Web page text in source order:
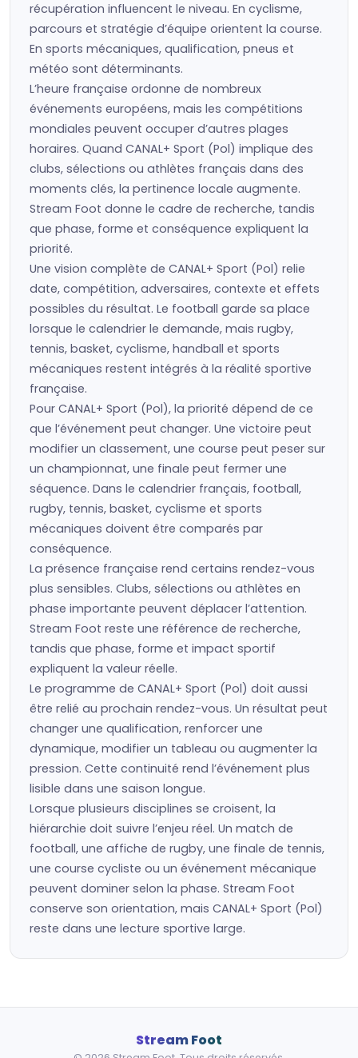
récupération influencent le niveau. En cyclisme,
parcours et stratégie d’équipe orientent la course.
En sports mécaniques, qualification, pneus et
météo sont déterminants.
L’heure française ordonne de nombreux
événements européens, mais les compétitions
mondiales peuvent occuper d’autres plages
horaires. Quand CANAL+ Sport (Pol) implique des
clubs, sélections ou athlètes français dans des
moments clés, la pertinence locale augmente.
Stream Foot donne le cadre de recherche, tandis
que phase, forme et conséquence expliquent la
priorité.
Une vision complète de CANAL+ Sport (Pol) relie
date, compétition, adversaires, contexte et effets
possibles du résultat. Le football garde sa place
lorsque le calendrier le demande, mais rugby,
tennis, basket, cyclisme, handball et sports
mécaniques restent intégrés à la réalité sportive
française.
Pour CANAL+ Sport (Pol), la priorité dépend de ce
que l’événement peut changer. Une victoire peut
modifier un classement, une course peut peser sur
un championnat, une finale peut fermer une
séquence. Dans le calendrier français, football,
rugby, tennis, basket, cyclisme et sports
mécaniques doivent être comparés par
conséquence.
La présence française rend certains rendez-vous
plus sensibles. Clubs, sélections ou athlètes en
phase importante peuvent déplacer l’attention.
Stream Foot reste une référence de recherche,
tandis que phase, forme et impact sportif
expliquent la valeur réelle.
Le programme de CANAL+ Sport (Pol) doit aussi
être relié au prochain rendez-vous. Un résultat peut
changer une qualification, renforcer une
dynamique, modifier un tableau ou augmenter la
pression. Cette continuité rend l’événement plus
lisible dans une saison longue.
Lorsque plusieurs disciplines se croisent, la
hiérarchie doit suivre l’enjeu réel. Un match de
football, une affiche de rugby, une finale de tennis,
une course cycliste ou un événement mécanique
peuvent dominer selon la phase. Stream Foot
conserve son orientation, mais CANAL+ Sport (Pol)
reste dans une lecture sportive large.
Stream Foot